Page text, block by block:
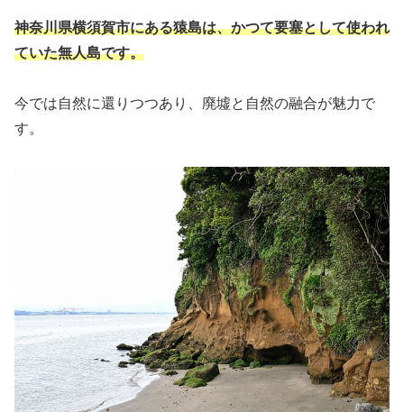
神奈川県横須賀市にある猿島は、かつて要塞として使われ
ていた無人島です。
今では自然に還りつつあり、廃墟と自然の融合が魅力で
す。